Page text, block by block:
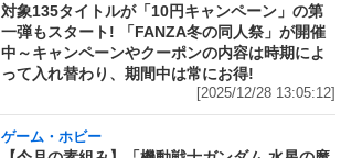
対象135タイトルが「10円キャンペーン」の第
一弾もスタート! 「FANZA冬の同人祭」が開催
中～キャンペーンやクーポンの内容は時期によ
って入れ替わり、期間中は常にお得!
[2025/12/28 13:05:12]
ゲーム・ホビー